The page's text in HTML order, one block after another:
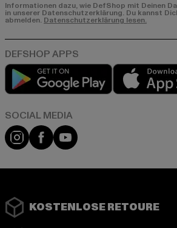
Informationen dazu, wie DefShop mit Deinen
in unserer Datenschutzerklärung. Du kannst
abmelden. Datenschutzerklärung lesen.
Play market
Instagram
FacebookYouTube
KOSTENLOSE RETOURE